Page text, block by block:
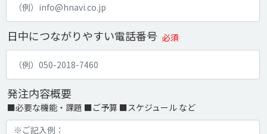
日中につながりやすい電話番号 必須
発注内容概要
■必要な機能・課題 ■ご予算 ■スケジュール など